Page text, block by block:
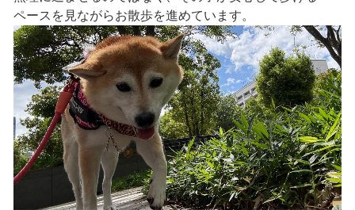
ペースを見ながらお散歩を進めています。